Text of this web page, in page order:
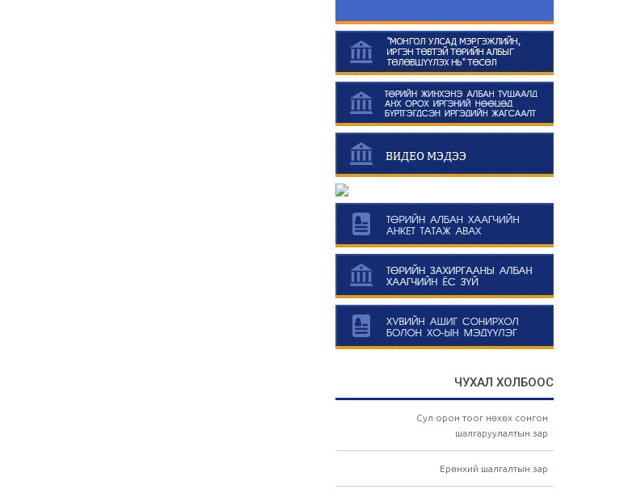
ЧУХАЛ ХОЛБООС
Сул орон тоог нөхөх сонгон
шалгаруулалтын зар
Ерөнхий шалгалтын зар